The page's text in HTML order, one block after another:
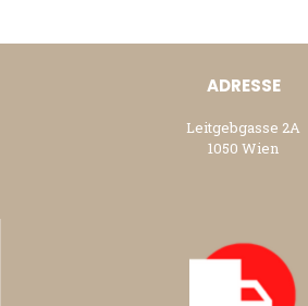
ADRESSE
Leitgebgasse 2A
1050 Wien